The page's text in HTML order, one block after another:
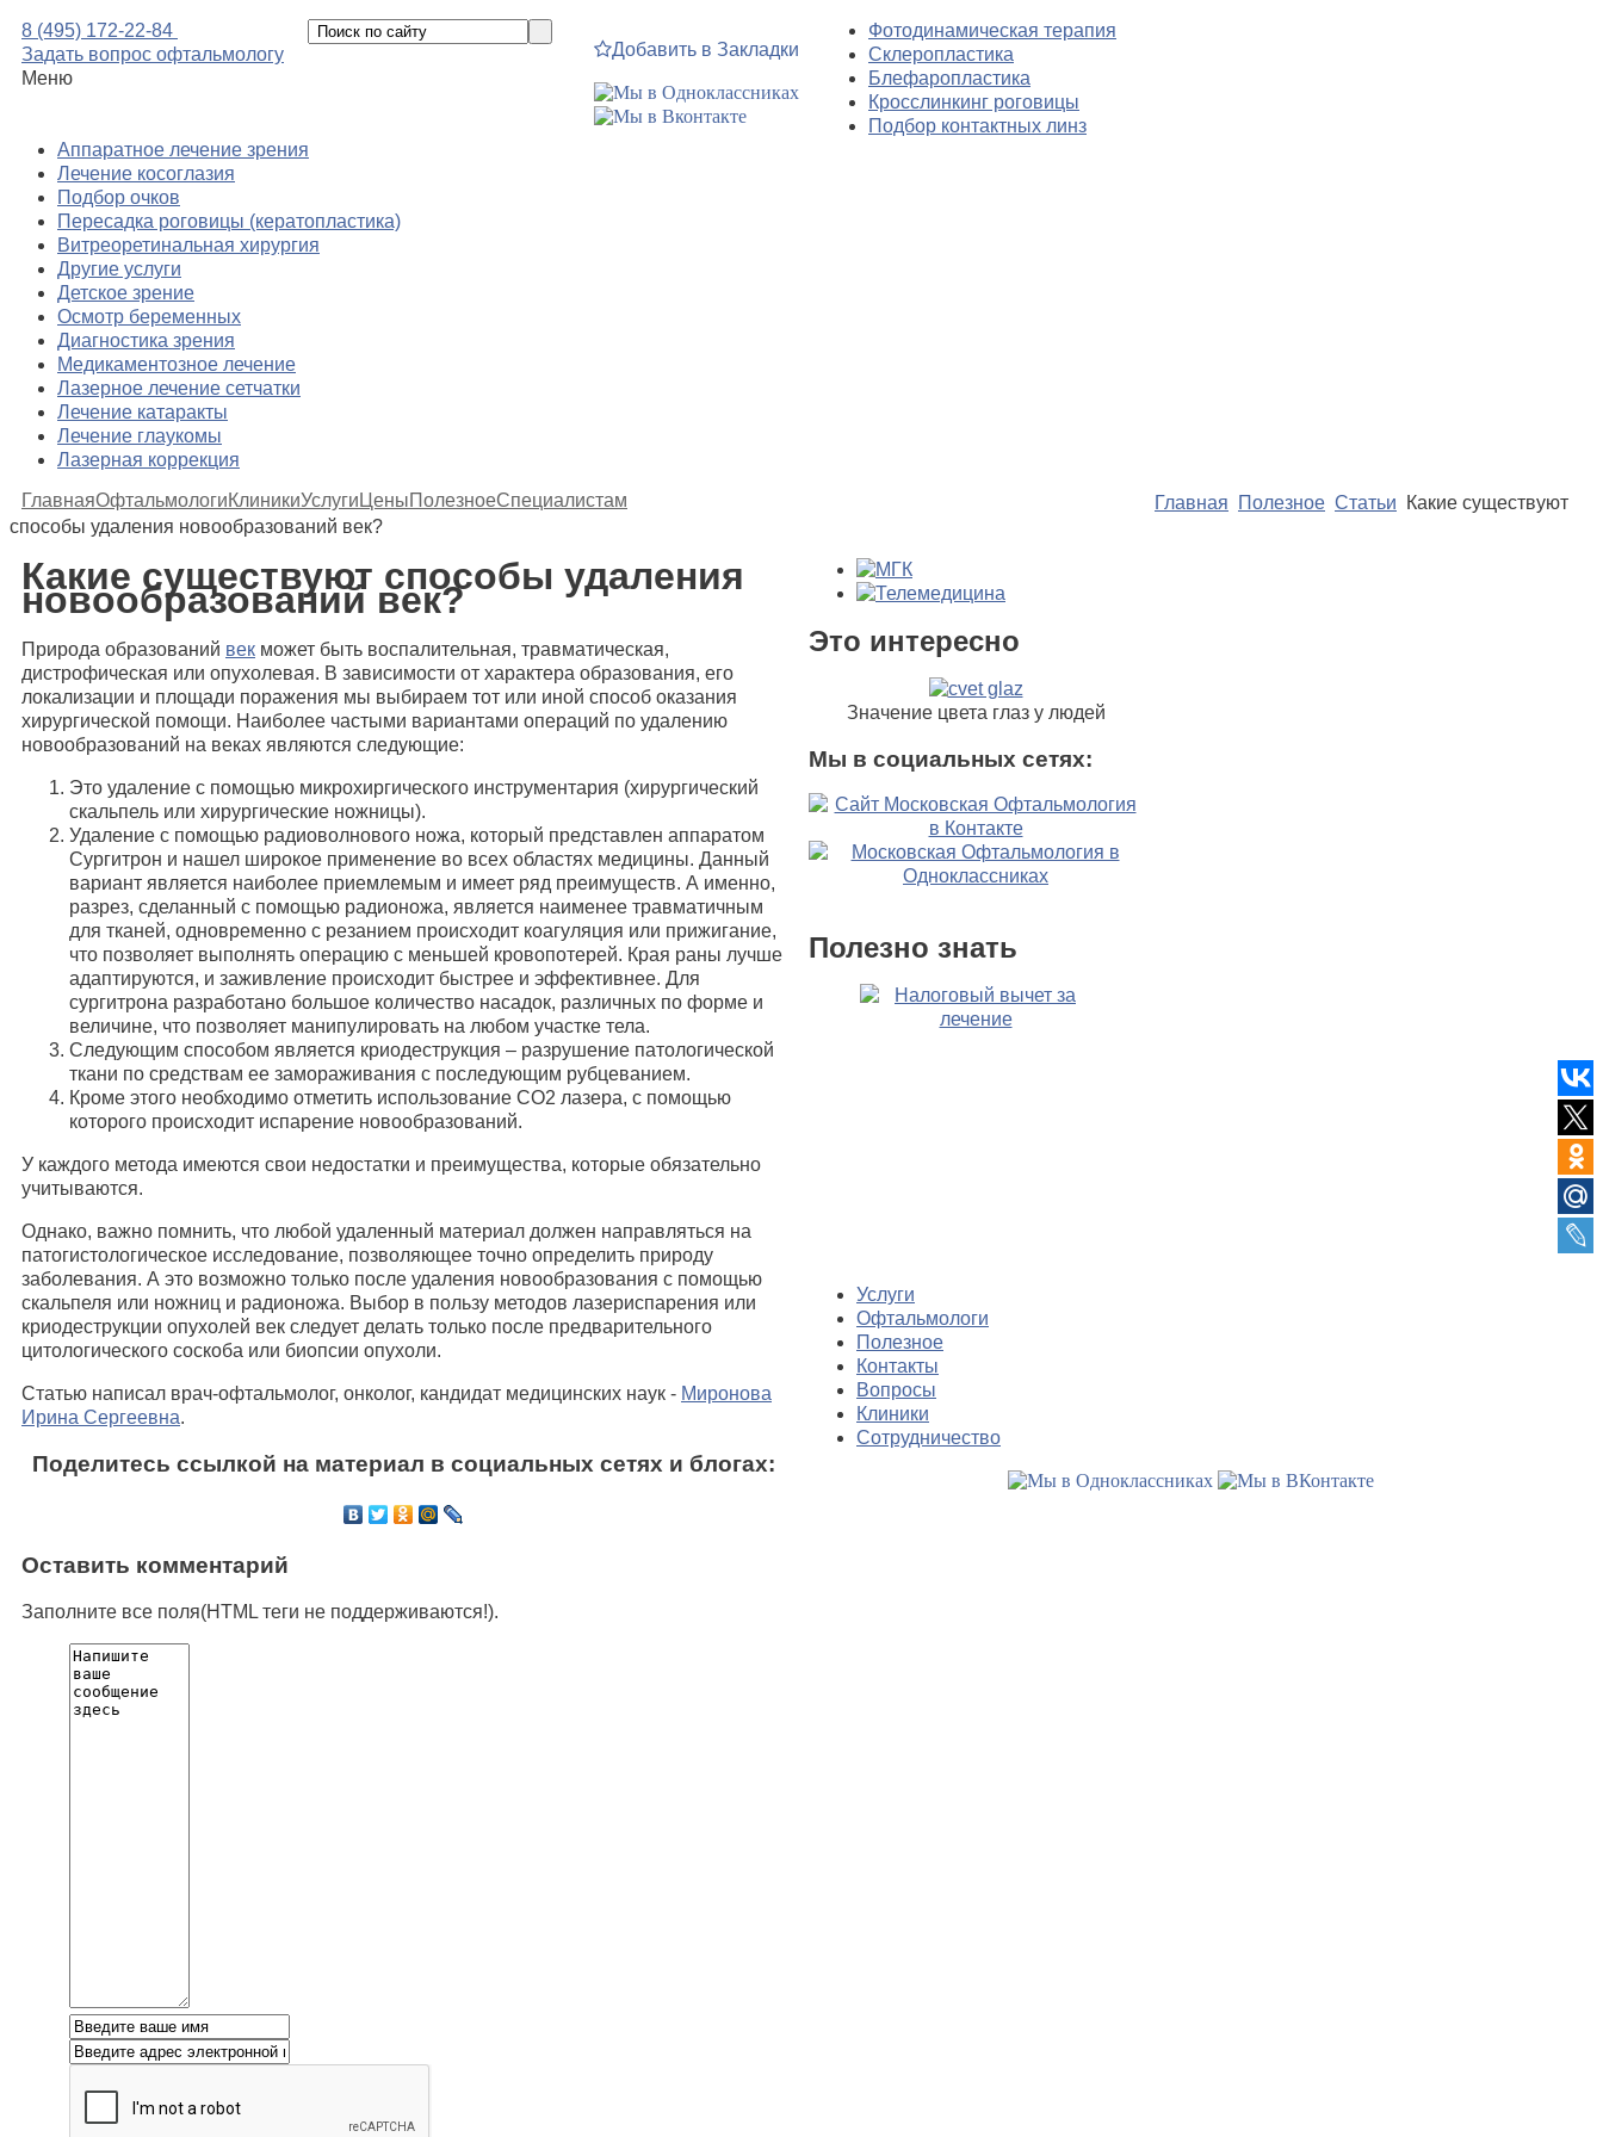
8 (495) 172-22-84
Задать вопрос офтальмологу
Меню
Добавить в Закладки
Фотодинамическая терапия
Склеропластика
Блефаропластика
Кросслинкинг роговицы
Подбор контактных линз
Аппаратное лечение зрения
Лечение косоглазия
Подбор очков
Пересадка роговицы (кератопластика)
Витреоретинальная хирургия
Другие услуги
Детское зрение
Осмотр беременных
Диагностика зрения
Медикаментозное лечение
Лазерное лечение сетчатки
Лечение катаракты
Лечение глаукомы
Лазерная коррекция
ГлавнаяОфтальмологиКлиникиУслуги ЦеныПолезноеСпециалистам Главная Полезное Статьи
Какие существуют
способы удаления новообразований век?
Какие существуют способы удаления
новообразований век?
Природа образований век может быть воспалительная, травматическая,
дистрофическая или опухолевая. В зависимости от характера образования, его
локализации и площади поражения мы выбираем тот или иной способ оказания
хирургической помощи. Наиболее частыми вариантами операций по удалению
новообразований на веках являются следующие:
Это удаление с помощью микрохиргического инструментария (хирургический
скальпель или хирургические ножницы).
Удаление с помощью радиоволнового ножа, который представлен аппаратом
Сургитрон и нашел широкое применение во всех областях медицины. Данный
вариант является наиболее приемлемым и имеет ряд преимуществ. А именно,
разрез, сделанный с помощью радионожа, является наименее травматичным
для тканей, одновременно с резанием происходит коагуляция или прижигание,
что позволяет выполнять операцию с меньшей кровопотерей. Края раны лучше
адаптируются, и заживление происходит быстрее и эффективнее. Для
сургитрона разработано большое количество насадок, различных по форме и
величине, что позволяет манипулировать на любом участке тела.
Следующим способом является криодеструкция – разрушение патологической
ткани по средствам ее замораживания с последующим рубцеванием.
Кроме этого необходимо отметить использование СО2 лазера, с помощью
которого происходит испарение новообразований.
У каждого метода имеются свои недостатки и преимущества, которые обязательно
учитываются.
Однако, важно помнить, что любой удаленный материал должен направляться на
патогистологическое исследование, позволяющее точно определить природу
заболевания. А это возможно только после удаления новообразования с помощью
скальпеля или ножниц и радионожа. Выбор в пользу методов лазериспарения или
криодеструкции опухолей век следует делать только после предварительного
цитологического соскоба или биопсии опухоли.
Статью написал врач-офтальмолог, онколог, кандидат медицинских наук - Миронова
Ирина Сергеевна.
Поделитесь ссылкой на материал в социальных сетях и блогах:
Оставить комментарий
Заполните все поля(HTML теги не поддерживаются!).
Это интересно
Значение цвета глаз у людей
Мы в социальных сетях:
Полезно знать
Услуги
Офтальмологи
Полезное
Контакты
Вопросы
Клиники
Сотрудничество